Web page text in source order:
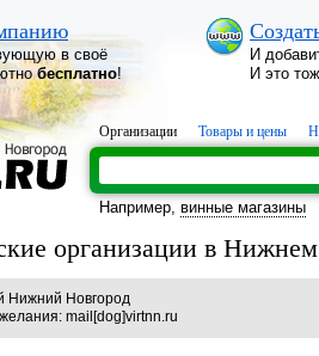
в своё
бесплатно!
И
И это
Организации Товары и цены
Например, винные магазины
организации в
Нижний Новгород
mail[dog]virtnn.ru